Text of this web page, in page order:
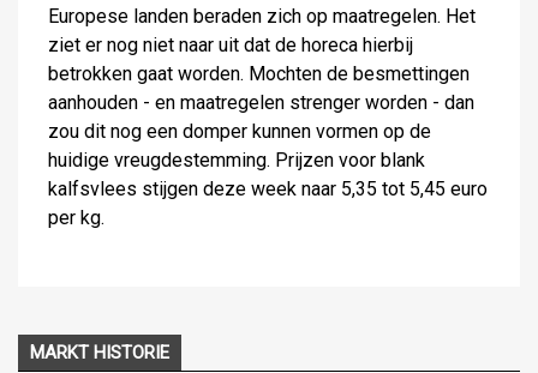
Europese landen beraden zich op maatregelen. Het
ziet er nog niet naar uit dat de horeca hierbij
betrokken gaat worden. Mochten de besmettingen
aanhouden - en maatregelen strenger worden - dan
zou dit nog een domper kunnen vormen op de
huidige vreugdestemming. Prijzen voor blank
kalfsvlees stijgen deze week naar 5,35 tot 5,45 euro
per kg.
MARKT HISTORIE